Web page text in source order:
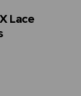
Lace